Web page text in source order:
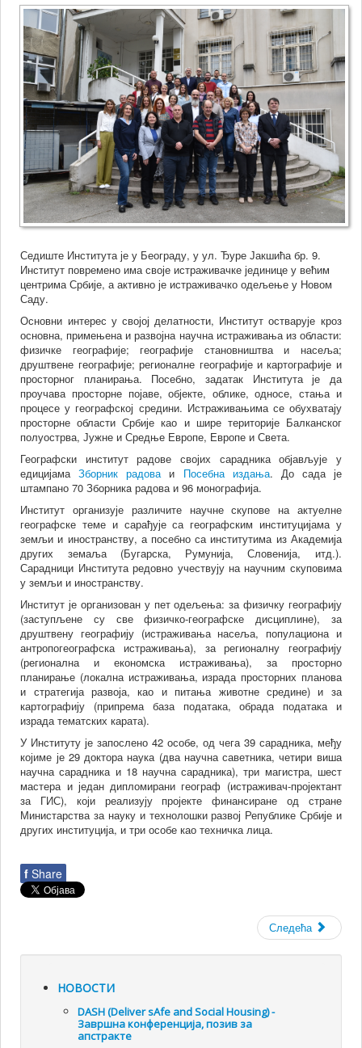
Седиште Института је у Београду, у ул. Ђуре Јакшића бр. 9.
Институт повремено има своје истраживачке јединице у већим
центрима Србије, а активно је истраживачко одељење у Новом
Саду.
Основни интерес у својој делатности, Институт остварује кроз
основна, примењена и развојна научна истраживања из области:
физичке географије; географије становништва и насеља;
друштвене географије; регионалне географије и картографије и
просторног планирања. Посебно, задатак Института је да
проучава просторне појаве, објекте, облике, односе, стања и
процесе у географској средини. Истраживањима се обухватају
просторне области Србије као и шире територије Балканског
полуострва, Јужне и Средње Европе, Европе и Света.
Географски институт радове својих сарадника објављује у
едицијамаЗборник радоваи Посебна издања. До сада је
штампано 70 Зборникa радова и 96 монографија.
Институт организује различите научне скупове на актуелне
географске теме и сарађује са географским институцијама у
земљи и иностранству, а посебно са институтима из Академија
других земаља (Бугарска, Румунија, Словенија, итд.).
Сарадници Института редовно учествују на научним скуповима
у земљи и иностранству.
Институт је организован у пет одељења: за физичку географију
(заступљене су све физичко-географске дисциплине), за
друштвену географију (истраживања насеља, популациона и
антропогеографска истраживања), за регионалну географију
(регионална и економска истраживања), за просторно
планирање (локална истраживања, израда просторних планова
и стратегија развоја, као и питања животне средине) и за
картографију (припрема база података, обрадa података и
израда тематских карата).
У Институту је запослено 42 особe, од чега 39 сарадника, међу
којиме је 29 доктора наука (два научна саветника, четири виша
научна сарадника и 18 научна сарадника), три магистра, шест
мастера и један дипломирани географ (истраживач-пројектант
за ГИС), који реализују пројекте финансиране од стране
Министарства за науку и технолошки развој Републике Србије и
других институција, и три особе као техничка лица.
f Share
Следећа
НОВОСТИ
DASH (Deliver sAfe and Social Housing) -
Завршна конференција, позив за
апстракте